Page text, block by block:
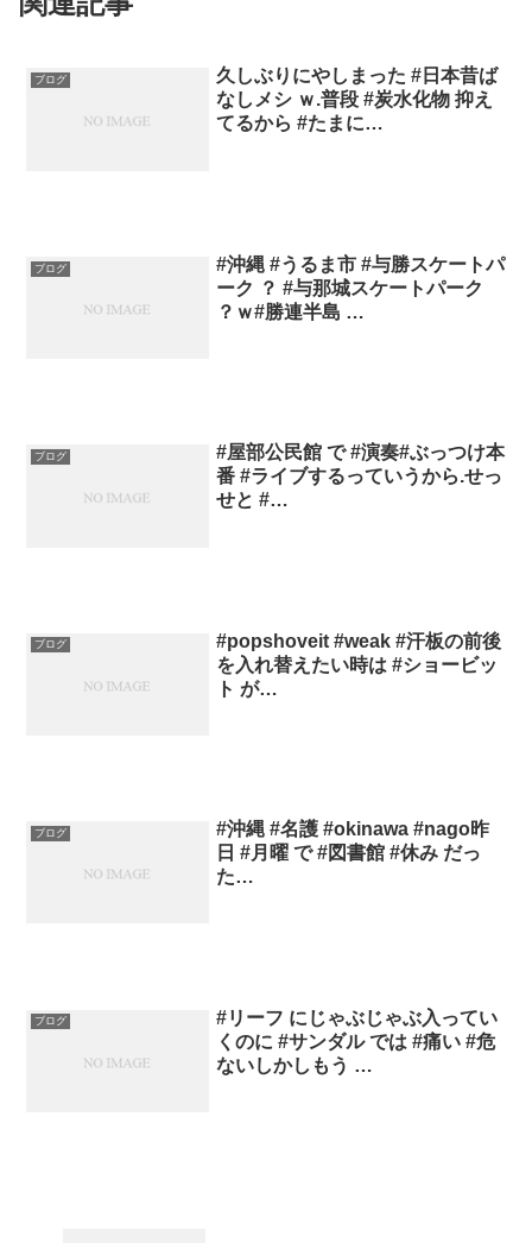
ブログ
久しぶりにやしまった #日本昔ば
なしメシ ｗ.普段 #炭水化物 抑え
てるから #たまに…
ブログ
#沖縄 #うるま市 #与勝スケートパ
ーク ？ #与那城スケートパーク
？ｗ#勝連半島 …
ブログ
#屋部公民館 で #演奏#ぶっつけ本
番 #ライブするっていうから.せっ
せと #…
ブログ
#popshoveit #weak #汗板の前後
を入れ替えたい時は #ショービッ
ト が…
ブログ
#沖縄 #名護 #okinawa #nago昨
日 #月曜 で #図書館 #休み だっ
た…
ブログ
#リーフ にじゃぶじゃぶ入ってい
くのに #サンダル では #痛い #危
ないしかしもう …